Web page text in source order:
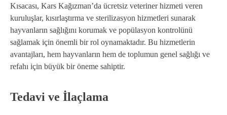
Kısacası, Kars Kağızman’da ücretsiz veteriner hizmeti veren
kuruluşlar, kısırlaştırma ve sterilizasyon hizmetleri sunarak
hayvanların sağlığını korumak ve popülasyon kontrolünü
sağlamak için önemli bir rol oynamaktadır. Bu hizmetlerin
avantajları, hem hayvanların hem de toplumun genel sağlığı ve
refahı için büyük bir öneme sahiptir.
Tedavi ve İlaçlama